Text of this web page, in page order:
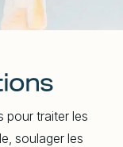
pour traiter les
soulager les